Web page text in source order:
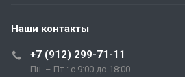
Наши контакты
+7 (912) 299-71-11
Пн. – Пт.: с 9:00 до 18:00